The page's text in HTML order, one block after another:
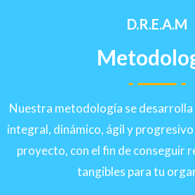
D.R.E.A.M
Nuestra metodología se desarrolla
integral, dinámico, ágil y
proyecto, con el fin de conseguir
tangibles para tu